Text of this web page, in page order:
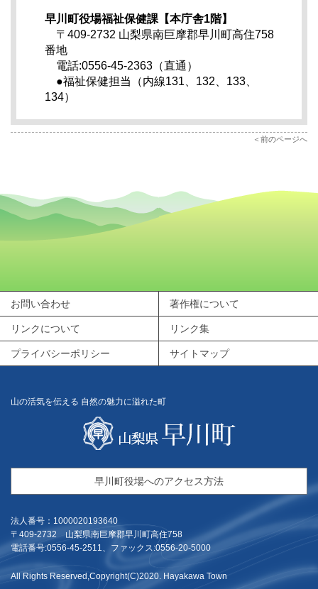
早川町役場福祉保健課【本庁舎1階】
〒409-2732 山梨県南巨摩郡早川町高住758
番地
電話:0556-45-2363（直通）
●福祉保健担当（内線131、132、133、
134）
前のページへ
お問い合わせ 著作権について
リンクについて リンク集
プライバシーポリシー サイトマップ
山の活気を伝える 自然の魅力に溢れた町
早川町役場へのアクセス方法
法人番号：1000020193640
〒409-2732 山梨県南巨摩郡早川町高住758
電話番号:0556-45-2511、ファックス:0556-20-5000
All Rights Reserved,Copyright(C)2020. Hayakawa Town